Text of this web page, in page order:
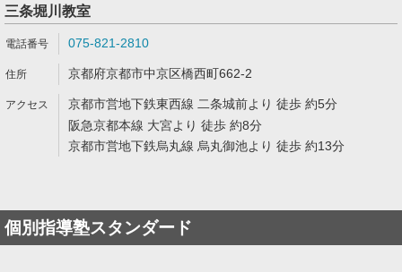
三条堀川教室
075-821-2810
京都府京都市中京区橋西町662-2
京都市営地下鉄東西線 二条城前より 徒歩 約5分
阪急京都本線 大宮より 徒歩 約8分
京都市営地下鉄烏丸線 烏丸御池より 徒歩 約13分
個別指導塾スタンダード